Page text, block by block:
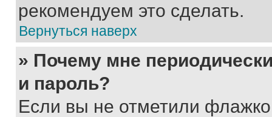
рекомендуем это сделать.
Вернуться наверх
» Почему мне
и пароль?
Если вы не отметили